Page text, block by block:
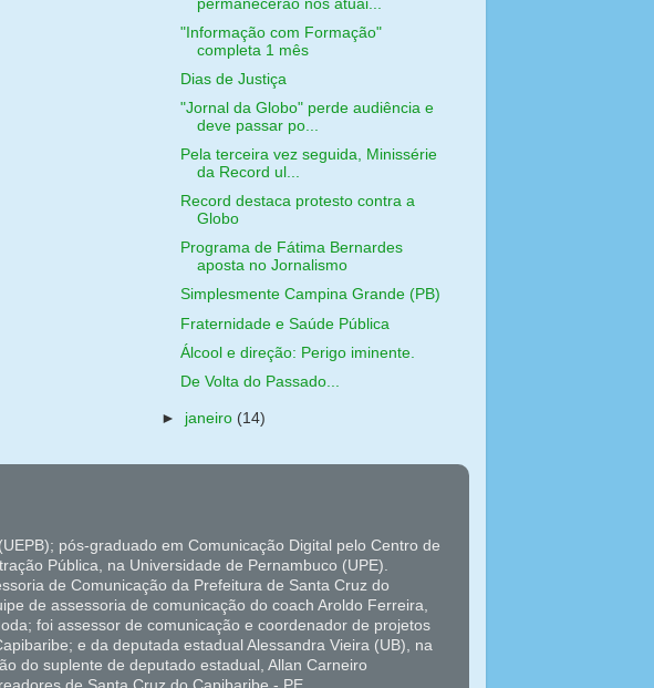
permanecerão nos atuai...
"Informação com Formação"
completa 1 mês
Dias de Justiça
"Jornal da Globo" perde audiência e
deve passar po...
Pela terceira vez seguida, Minissérie
da Record ul...
Record destaca protesto contra a
Globo
Programa de Fátima Bernardes
aposta no Jornalismo
Simplesmente Campina Grande (PB)
Fraternidade e Saúde Pública
Álcool e direção: Perigo iminente.
De Volta do Passado...
► janeiro (14)
pós-graduado em Comunicação Digital pelo Centro de
Pública, na Universidade de Pernambuco (UPE).
de Comunicação da Prefeitura de Santa Cruz do
de assessoria de comunicação do coach Aroldo Ferreira,
foi assessor de comunicação e coordenador de projetos
e da deputada estadual Alessandra Vieira (UB), na
do suplente de deputado estadual, Allan Carneiro